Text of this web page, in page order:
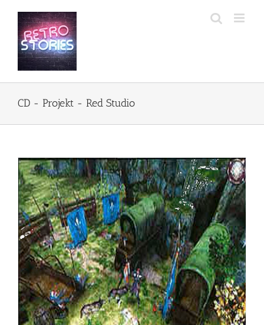
zawartości
CD - Projekt - Red Studio